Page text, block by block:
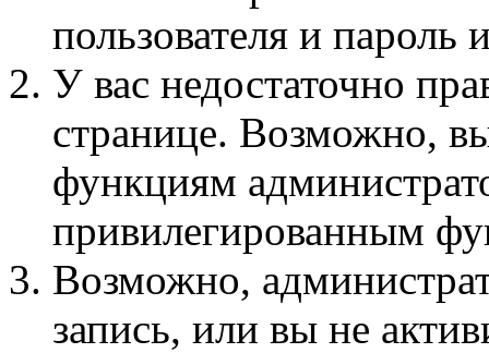
пользователя и пароль
У вас недостаточно
странице. Возможно,
функциям
привилегированным
Возможно,
запись, или вы не